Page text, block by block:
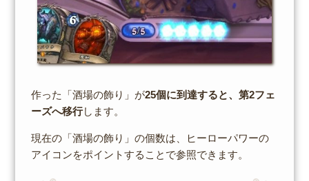
作った「酒場の飾り」が25個に到達すると、第2フェ
ーズへ移行します。
現在の「酒場の飾り」の個数は、ヒーローパワーの
アイコンをポイントすることで参照できます。